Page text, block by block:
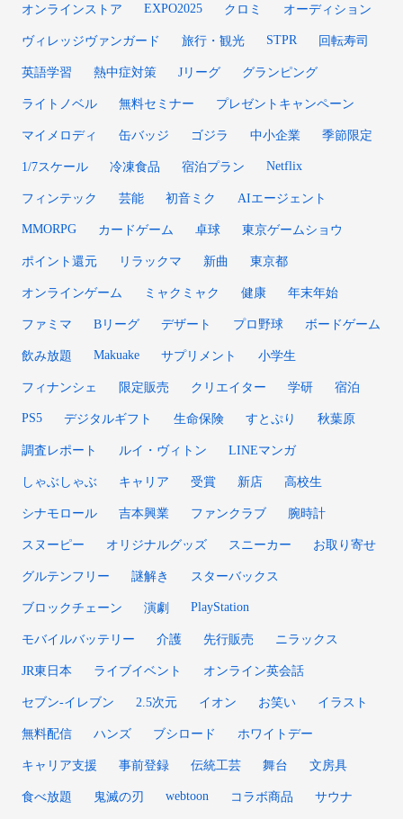
オンラインストア EXPO2025 クロミ オーディション
ヴィレッジヴァンガード 旅行・観光 STPR 回転寿司
英語学習 熱中症対策 Jリーグ グランピング
ライトノベル 無料セミナー プレゼントキャンペーン
マイメロディ 缶バッジ ゴジラ 中小企業 季節限定
1/7スケール 冷凍食品 宿泊プラン Netflix
フィンテック 芸能 初音ミク AIエージェント
MMORPG カードゲーム 卓球 東京ゲームショウ
ポイント還元 リラックマ 新曲 東京都
オンラインゲーム ミャクミャク 健康 年末年始
ファミマ Bリーグ デザート プロ野球 ボードゲーム
飲み放題 Makuake サプリメント 小学生
フィナンシェ 限定販売 クリエイター 学研 宿泊
PS5 デジタルギフト 生命保険 すとぷり 秋葉原
調査レポート ルイ・ヴィトン LINEマンガ
しゃぶしゃぶ キャリア 受賞 新店 高校生
シナモロール 吉本興業 ファンクラブ 腕時計
スヌーピー オリジナルグッズ スニーカー お取り寄せ
グルテンフリー 謎解き スターバックス
ブロックチェーン 演劇 PlayStation
モバイルバッテリー 介護 先行販売 ニラックス
JR東日本 ライブイベント オンライン英会話
セブン-イレブン 2.5次元 イオン お笑い イラスト
無料配信 ハンズ ブシロード ホワイトデー
キャリア支援 事前登録 伝統工芸 舞台 文房具
食べ放題 鬼滅の刃 webtoon コラボ商品 サウナ